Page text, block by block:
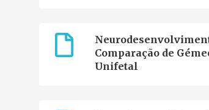
Comparação de
Unifetal